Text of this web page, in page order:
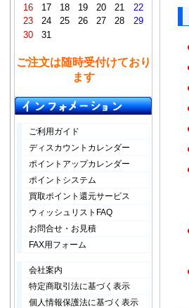
16
17 18 19 20 21
22
23
24 25 26 27 28
29
30
31
ご注文は随時受付けており
ます
ご利用ガイド
ディスカウントカレンダー
ポイントアップカレンダー
ポイントシステム
買取ポイント還元サービス
ウィッシュリストFAQ
お問合せ・お見積
FAX用フォーム
会社案内
特定商取引法に基づく表示
個人情報保護法に基づく表示